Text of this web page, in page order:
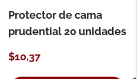
Protector de cama
prudential 20 unidades
$10,37